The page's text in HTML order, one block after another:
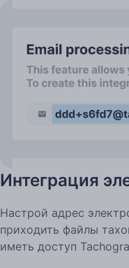
Интеграция
Настрой адрес
приходить файлы
иметь доступ